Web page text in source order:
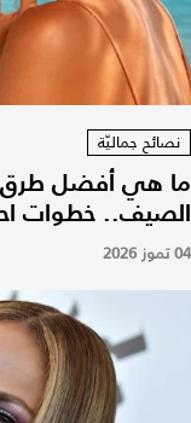
نصائح جماليّة
ما هي أفضل طرق
الصيف.. خطوات
04 تموز 2026